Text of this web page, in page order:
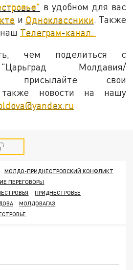
в удобном для вас
и Одноклассники. Также
Телеграм-канал.
чем поделиться с
Молдавия/
присылайте свои
новости на нашу
МОЛДО-ПРИДНЕСТРОВСКИЙ КОНФЛИКТ
ПЕРЕГОВОРЫ
ПРИДНЕСТРОВЬЕ
МОЛДОВАГАЗ